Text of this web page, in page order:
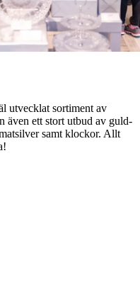
utvecklat sortiment av
även ett stort utbud av guld-
samt klockor. Allt